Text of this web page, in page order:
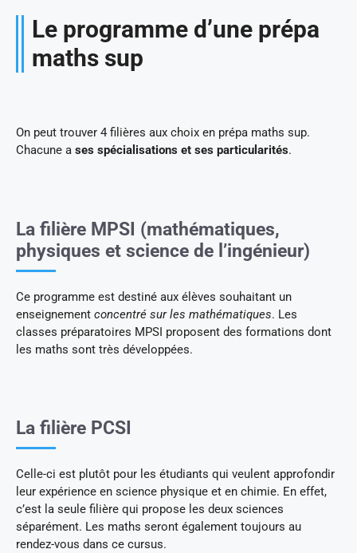
Le programme d’une prépa
maths sup
On peut trouver 4 filières aux choix en prépa maths sup.
Chacune a ses spécialisations et ses particularités.
La filière MPSI (mathématiques,
physiques et science de l’ingénieur)
Ce programme est destiné aux élèves souhaitant un
enseignement concentré sur les mathématiques. Les
classes préparatoires MPSI proposent des formations dont
les maths sont très développées.
La filière PCSI
Celle-ci est plutôt pour les étudiants qui veulent approfondir
leur expérience en science physique et en chimie. En effet,
c’est la seule filière qui propose les deux sciences
séparément. Les maths seront également toujours au
rendez-vous dans ce cursus.